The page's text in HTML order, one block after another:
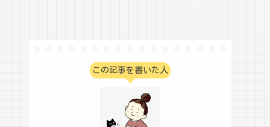
この記事を書いた人